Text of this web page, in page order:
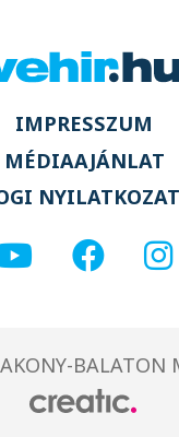
IMPRESSZUM
MÉDIAAJÁNLAT
NYILATKOZAT
BALATON